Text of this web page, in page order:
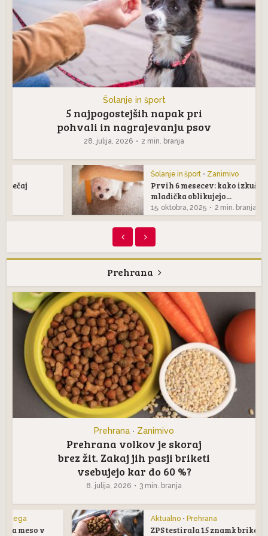
Šolanje in šport
5 najpogostejših napak pri
pohvali in nagrajevanju psov
28. julija, 2026 2 min. branja
Šolanje in šport Zanimivo
Prvih 6 mesecev: kako izkušnje
mladička oblikujejo...
15. oktobra, 2025 2 min. branja
Prehrana
Prehrana • Zanimivo
Prehrana volkov je skoraj
brez žit. Zakaj jih pasji briketi
vsebujejo kar do 60 %?
8. julija, 2026 3 min. branja
Aktualno • Prehrana
ZPS testirala 15 znamk briketov za pse: